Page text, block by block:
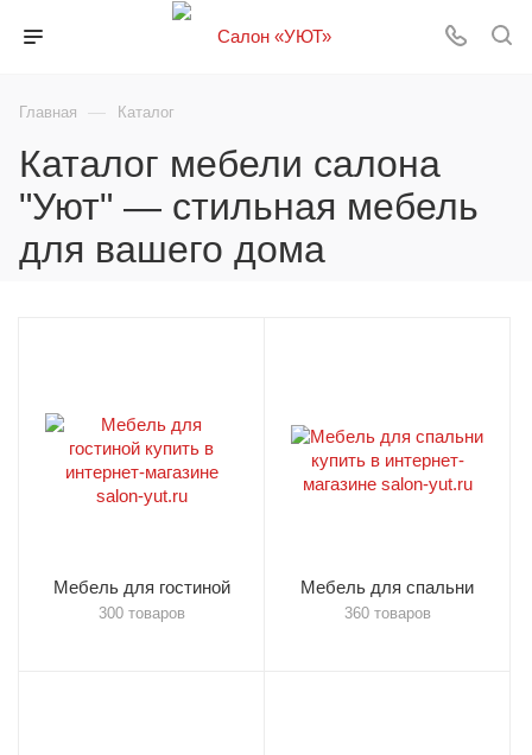
Главная — Каталог
Каталог мебели салона
"Уют" — стильная мебель
для вашего дома
Мебель для гостиной
300 товаров
Мебель для спальни
360 товаров